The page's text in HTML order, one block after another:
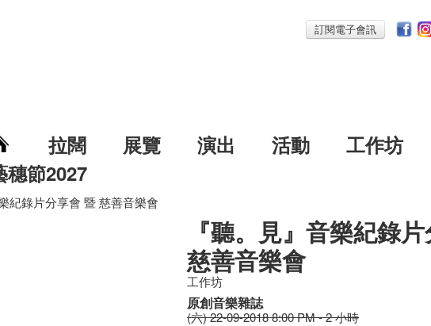
訂閱電子會訊
拉闊 展覽 演出 活動
工作坊
穗節2027
紀錄片分享會 暨 慈善音樂會
『聽。見』音樂紀錄
慈善音樂會
工作坊
原創音樂雜誌
(六) 22-09-2018 8:00 PM - 2 小時